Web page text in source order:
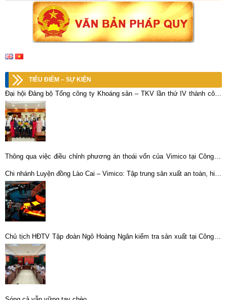
TIÊU ĐIỂM – SỰ KIỆN
Đại hội Đảng bộ Tổng công ty Khoáng sản – TKV lần thứ IV thành công
tốt đẹp
Thông qua việc điều chỉnh phương án thoái vốn của Vimico tại Công ty
Chi nhánh Luyện đồng Lào Cai – Vimico: Tập trung sản xuất an toàn, hiệu
quả ngay từ những tháng đầu, quý đầu năm 2023
Chủ tịch HĐTV Tập đoàn Ngô Hoàng Ngân kiểm tra sản xuất tại Công ty
CP Gang thép Cao Bằng